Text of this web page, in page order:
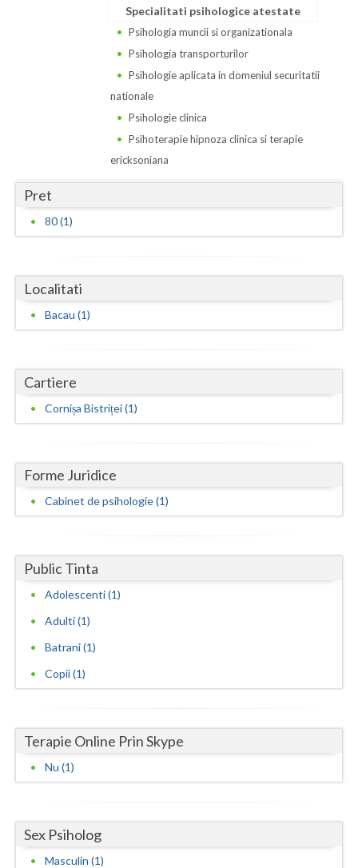
Hunedoara
Ialomita
Ilfov
Maramures
Mures
Neamt
Prahova
Sibiu
Timis
Valcea
Vaslui
Specialitati psihologice atestate
Psihologia muncii si organizationala
Psihologia transporturilor
Psihologie aplicata in domeniul securitatii
nationale
Psihologie clinica
Psihoterapie hipnoza clinica si terapie
ericksoniana
Pret
80 (1)
Localitati
Bacau (1)
Cartiere
Cornișa Bistriței (1)
Forme Juridice
Cabinet de psihologie (1)
Public Tinta
Adolescenti (1)
Adulti (1)
Batrani (1)
Copii (1)
Terapie Online Prin Skype
Nu (1)
Sex Psiholog
Masculin (1)